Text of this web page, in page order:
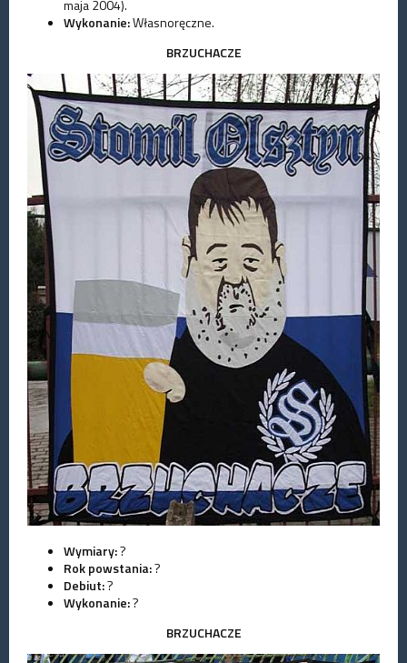
maja 2004).
Wykonanie:Własnoręczne.
BRZUCHACZE
Wymiary:?
Rok powstania:?
Debiut:?
Wykonanie:?
BRZUCHACZE